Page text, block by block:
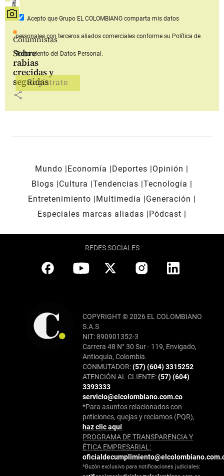
Columnistas
Sobre
rabias
crecidas y
seguidas
share
Acepto que Grupo EL COLOMBIANOcomparta mis datos
personales con terceros aliados comerciales conforme su Política de
Tratamiento del Datos Personal.
Mundo Economía Deportes
Opinión
Blogs
Cultura Tendencias Tecnología
Entretenimiento
Multimedia
Generación
Especiales marcas aliadas
Pódcast
REDES SOCIALES
COPYRIGHT © 2026 EL COLOMBIANO
S.A.S
NIT: 890901352-3
Carrera 48 N° 30 Sur - 119, Envigado,
Antioquia, Colombia.
CONMUTADOR:(57) (604) 3315252
ATENCIÓN AL CLIENTE:(57) (604)
3393333
servicio@elcolombiano.com.co
*Para asuntos relacionados con
peticiones, quejas y reclamos (PQR),
haz clic aquí
PROGRAMA DE TRANSPARENCIA Y
ÉTICA EMPRESARIAL:
*Buzón exclusivo para notificaciones judiciales: